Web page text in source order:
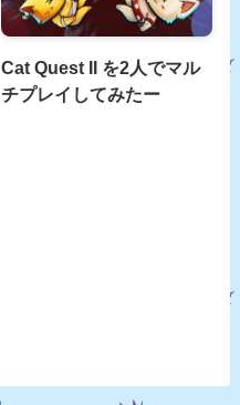
Cat Quest II を2人でマル
チプレイしてみたー